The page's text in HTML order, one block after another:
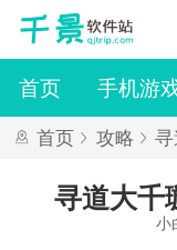
首页 手机游
首页 攻略
寻道大千
小